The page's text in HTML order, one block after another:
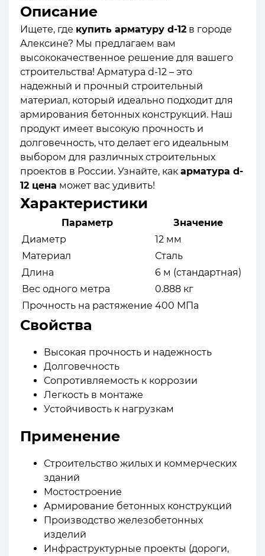
Описание
Ищете, где купить арматуру d-12 в городе
Алексине? Мы предлагаем вам
высококачественное решение для вашего
строительства! Арматура d-12 – это
надежный и прочный строительный
материал, который идеально подходит для
армирования бетонных конструкций. Наш
продукт имеет высокую прочность и
долговечность, что делает его идеальным
выбором для различных строительных
проектов в России. Узнайте, как арматура d-
12 цена может вас удивить!
Характеристики
Параметр
Значение
Диаметр
12 мм
Материал
Сталь
Длина
6 м (стандартная)
Вес одного метра
0.888 кг
Прочность на растяжение 400 МПа
Свойства
Высокая прочность и надежность
Долговечность
Сопротивляемость к коррозии
Легкость в монтаже
Устойчивость к нагрузкам
Применение
Строительство жилых и коммерческих
зданий
Мостостроение
Армирование бетонных конструкций
Производство железобетонных
изделий
Инфраструктурные проекты (дороги,